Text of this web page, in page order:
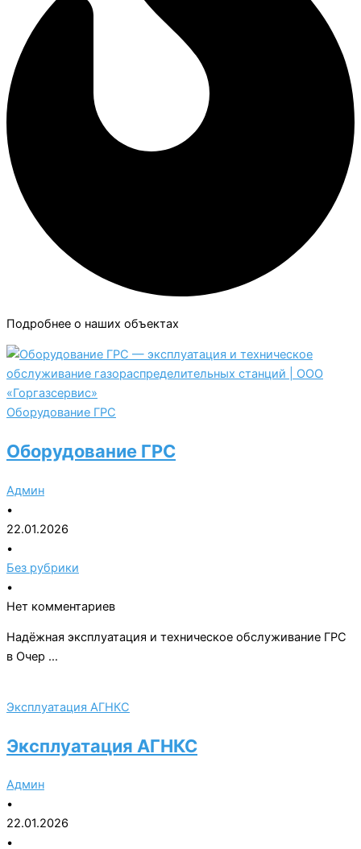
Подробнее о наших объектах
Оборудование ГРС
Оборудование ГРС
Админ
•
22.01.2026
•
Без рубрики
•
Нет комментариев
Надёжная эксплуатация и техническое обслуживание ГРС
в Очер …
Эксплуатация АГНКС
Эксплуатация АГНКС
Админ
•
22.01.2026
•